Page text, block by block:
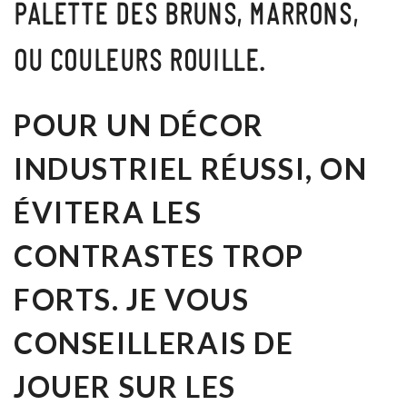
PALETTE DES BRUNS, MARRONS,
OU COULEURS ROUILLE.
POUR UN DÉCOR
INDUSTRIEL RÉUSSI, ON
ÉVITERA LES
CONTRASTES TROP
FORTS. JE VOUS
CONSEILLERAIS DE
JOUER SUR LES